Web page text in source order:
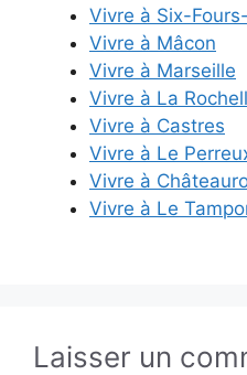
Vivre à Six-
Vivre à Mâcon
Vivre à Marseille
Vivre à La
Vivre à Castres
Vivre à Le
Vivre à
Vivre à Le
Laisser un